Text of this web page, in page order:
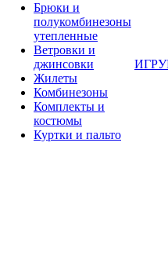
Брюки и
полукомбинезоны
утепленные
Ветровки и
джинсовки
Жилеты
Комбинезоны
Комплекты и
костюмы
Куртки и пальто